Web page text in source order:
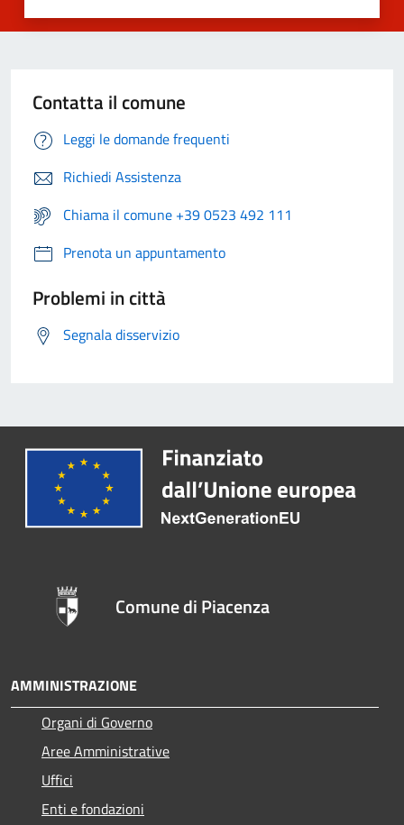
Contatta il comune
Leggi le domande frequenti
Richiedi Assistenza
Chiama il comune +39 0523 492 111
Prenota un appuntamento
Problemi in città
Segnala disservizio
Comune di Piacenza
AMMINISTRAZIONE
Organi di Governo
Aree Amministrative
Uffici
Enti e fondazioni